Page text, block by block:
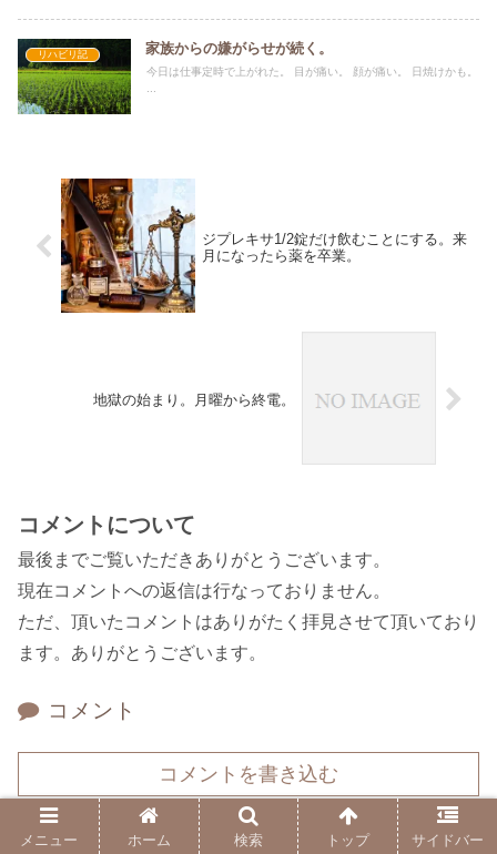
リハビリ記 家族からの嫌がらせが続く。
今日は仕事定時で上がれた。 目が痛い。 顔が痛い。 日焼けかも。
...
ジプレキサ1/2錠だけ飲むことにする。来
月になったら薬を卒業。
地獄の始まり。月曜から終電。
コメントについて
最後までご覧いただきありがとうございます。
現在コメントへの返信は行なっておりません。
ただ、頂いたコメントはありがたく拝見させて頂いており
ます。ありがとうございます。
コメント
コメントを書き込む
ホーム 日記 リハビリ記
メニュー ホーム 検索 トップ サイドバー